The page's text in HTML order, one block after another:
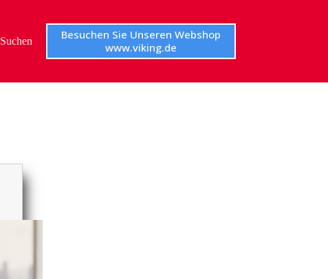
Suchen
Besuchen Sie Unseren Webshop
www.viking.de